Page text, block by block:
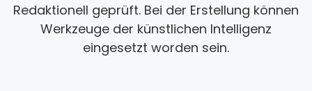
Redaktionell geprüft. Bei der Erstellung können
Werkzeuge der künstlichen Intelligenz
eingesetzt worden sein.